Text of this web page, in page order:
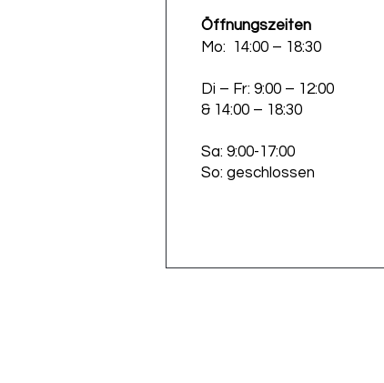
Öffnungszeiten
Mo: 14:00 – 18:30
Di – Fr: 9:00 – 12:00
& 14:00 – 18:30
Sa: 9:00-17:00
So: geschlossen